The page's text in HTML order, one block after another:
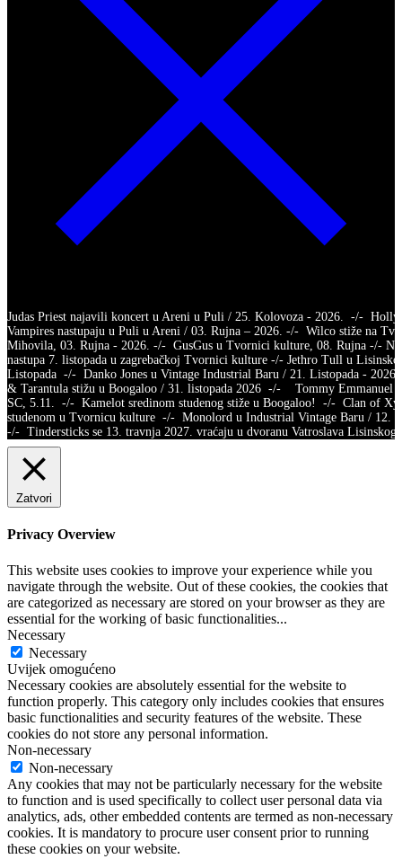
Judas Priest najavili koncert u Areni u Puli / 25. Kolovoza - 2026. -/-
Vampires nastupaju u Puli u Areni / 03. Rujna – 2026. -/- Wilco stiže na
Mihovila, 03. Rujna - 2026. -/- GusGus u Tvornici kulture, 08. Rujna -/-
nastupa 7. listopada u zagrebačkoj Tvornici kulture -/- Jethro Tull u
Listopada -/- Danko Jones u Vintage Industrial Baru / 21. Listopada -
& Tarantula stižu u Boogaloo / 31. listopada 2026 -/- Tommy Emmanuel
SC, 5.11. -/- Kamelot sredinom studenog stiže u Boogaloo! -/- Clan of
studenom u Tvornicu kulture -/- Monolord u Industrial Vintage Baru / 12.
-/- Tindersticks se 13. travnja 2027. vraćaju u dvoranu Vatroslava
Zatvori
Privacy Overview
This website uses cookies to improve your experience while you
navigate through the website. Out of these cookies, the cookies that
are categorized as necessary are stored on your browser as they are
essential for the working of basic functionalities...
Necessary
Necessary
Uvijek omogućeno
Necessary cookies are absolutely essential for the website to
function properly. This category only includes cookies that ensures
basic functionalities and security features of the website. These
cookies do not store any personal information.
Non-necessary
Non-necessary
Any cookies that may not be particularly necessary for the website
to function and is used specifically to collect user personal data via
analytics, ads, other embedded contents are termed as non-necessary
cookies. It is mandatory to procure user consent prior to running
these cookies on your website.